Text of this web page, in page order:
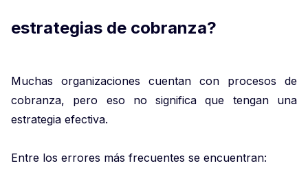
estrategias de cobranza?
Muchas organizaciones cuentan con procesos de
cobranza, pero eso no significa que tengan una
estrategia efectiva.
Entre los errores más frecuentes se encuentran: